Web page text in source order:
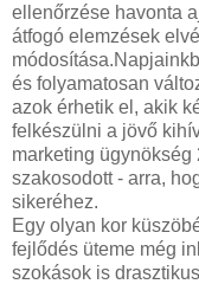
ellenőrzése havonta
átfogó elemzések
és folyamatosan
azok érhetik el, akik
felkészülni a jövő
marketing ügynökség
szakosodott - arra,
sikeréhez.
Egy olyan kor
fejlődés üteme még
szokások is